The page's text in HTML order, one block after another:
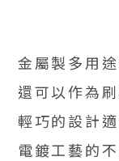
金屬製多用
還可以作為
輕巧的設計
電鍍工藝的